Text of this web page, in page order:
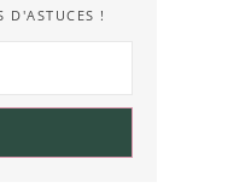
D'ASTUCES !